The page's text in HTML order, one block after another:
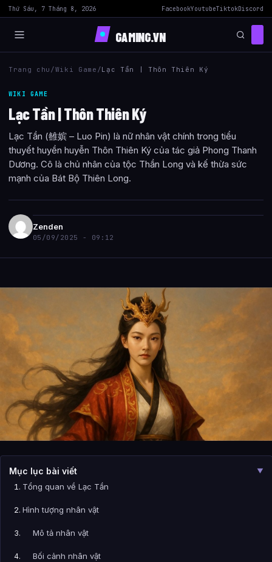
Thứ Sáu, 7 Tháng 8, 2026 FacebookYoutubeTiktokDiscord
GAMING.VN
Trang chu /Wiki Game /Lạc Tần | Thôn Thiên Ký
WIKI GAME
Lạc Tần | Thôn Thiên Ký
Lạc Tần (雒嫔 – Luo Pin) là nữ nhân vật chính trong tiểu
thuyết huyền huyễn Thôn Thiên Ký của tác giả Phong Thanh
Dương. Cô là chủ nhân của tộc Thần Long và kế thừa sức
mạnh của Bát Bộ Thiên Long.
Zenden
05/09/2025 - 09:12
Mục lục bài viết ▼
Tổng quan về Lạc Tần
Hình tượng nhân vật
Mô tả nhân vật
Bối cảnh nhân vật